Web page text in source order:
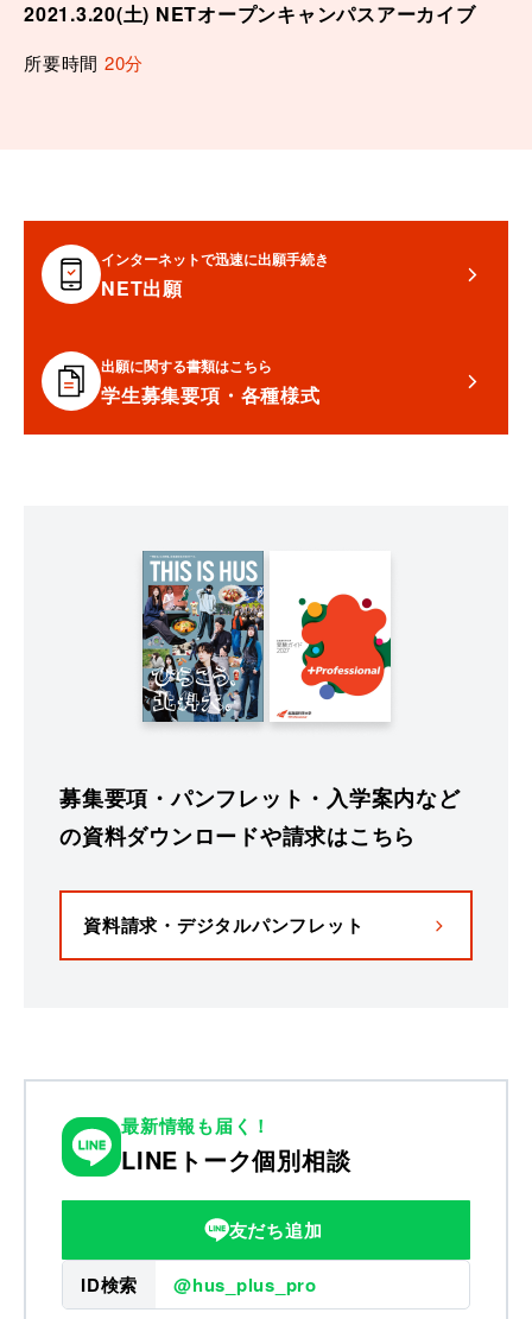
2021.3.20(土) NETオープンキャンパスアーカイブ
所要時間 20分
インターネットで迅速に出願手続き
NET出願
出願に関する書類はこちら
学生募集要項・各種様式
募集要項・パンフレット・入学案内など
の資料ダウンロードや請求はこちら
資料請求・デジタルパンフレット
最新情報も届く！
LINEトーク個別相談
友だち追加
ID検索 @hus_plus_pro